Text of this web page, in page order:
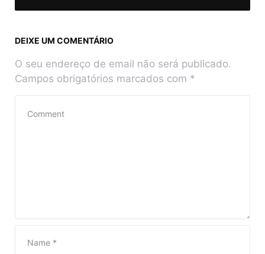
DEIXE UM COMENTÁRIO
O seu endereço de email não será publicado.
Campos obrigatórios marcados com *